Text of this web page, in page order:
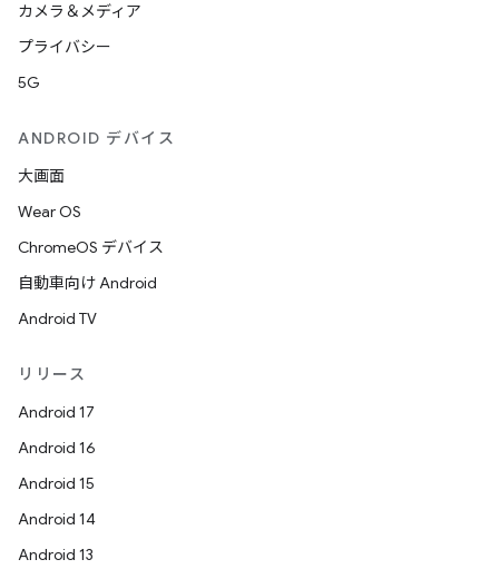
カメラ＆メディア
プライバシー
5G
ANDROID デバイス
大画面
Wear OS
ChromeOS デバイス
自動車向け Android
Android TV
リリース
Android 17
Android 16
Android 15
Android 14
Android 13